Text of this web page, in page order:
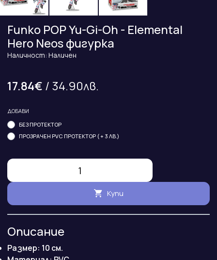
Funko POP Yu-Gi-Oh - Elemental
Hero Neos фигурка
Наличност: Наличен
17.84€ / 34.90лв.
ДОБАВИ
БЕЗ ПРОТЕКТОР
ПРОЗРАЧЕН PVC ПРОТЕКТОР ( + 3 ЛВ.)
Купи
Описание
Размер: 10 см.